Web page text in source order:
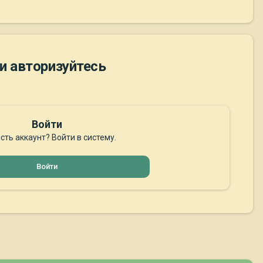
авторизуйтесь
Войти
аккаунт? Войти в систему.
Войти